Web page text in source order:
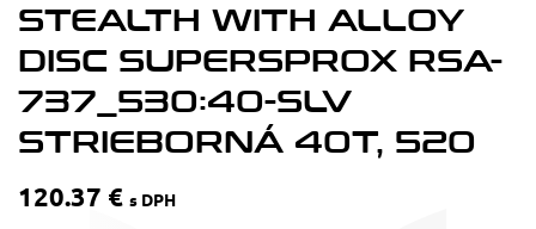
STEALTH WITH ALLOY
DISC SUPERSPROX RSA-
737_530:40-SLV
STRIEBORNÁ 40T, 520
120.37 € s DPH